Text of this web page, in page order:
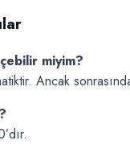
miyim?
Ancak